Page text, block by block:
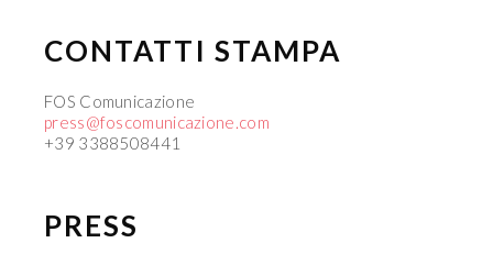
CONTATTI STAMPA
FOS Comunicazione
press@foscomunicazione.com
+39 3388508441
PRESS